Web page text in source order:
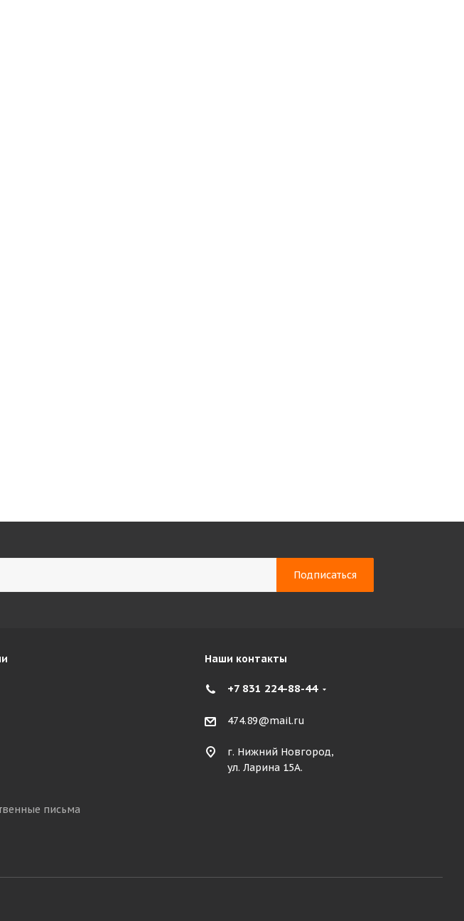
письма
Наши контакты
+7 831 224-88-44
474.89@mail.ru
г. Нижний Новгород,
ул. Ларина 15А.